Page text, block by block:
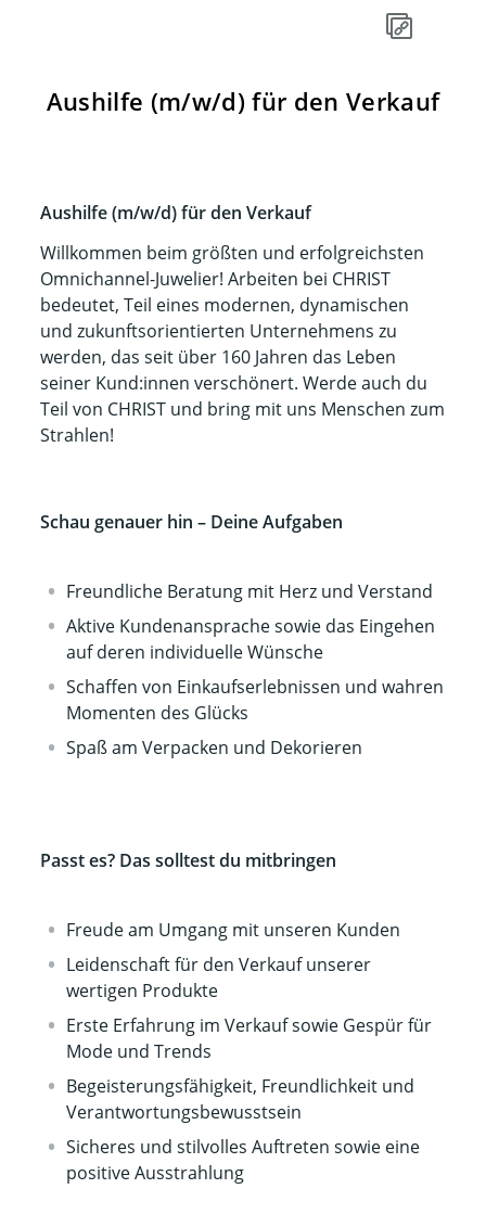
Aushilfe (m/w/d) für den Verkauf
Aushilfe (m/w/d) für den Verkauf
Willkommen beim größten und erfolgreichsten
Omnichannel-Juwelier! Arbeiten bei CHRIST
bedeutet, Teil eines modernen, dynamischen
und zukunftsorientierten Unternehmens zu
werden, das seit über 160 Jahren das Leben
seiner Kund:innen verschönert. Werde auch du
Teil von CHRIST und bring mit uns Menschen zum
Strahlen!​​
Schau genauer hin – Deine Aufgaben
Freundliche Beratung mit Herz und Verstand
Aktive Kundenansprache sowie das Eingehen
auf deren individuelle Wünsche
Schaffen von Einkaufserlebnissen und wahren
Momenten des Glücks
Spaß am Verpacken und Dekorieren
Passt es? Das solltest du mitbringen
Freude am Umgang mit unseren Kunden
Leidenschaft für den Verkauf unserer
wertigen Produkte
Erste Erfahrung im Verkauf sowie Gespür für
Mode und Trends
Begeisterungsfähigkeit, Freundlichkeit und
Verantwortungsbewusstsein
Sicheres und stilvolles Auftreten sowie eine
positive Ausstrahlung